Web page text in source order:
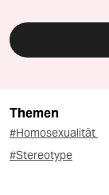
Themen
#Homosexualität
#Stereotype